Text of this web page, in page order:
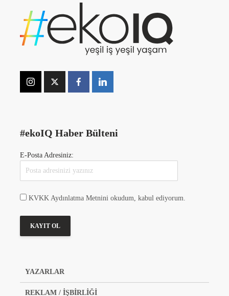
#ekoIQ Haber Bülteni
E-Posta Adresiniz:
KVKK Aydınlatma Metnini okudum, kabul ediyorum.
YAZARLAR
REKLAM / İŞBİRLİĞİ